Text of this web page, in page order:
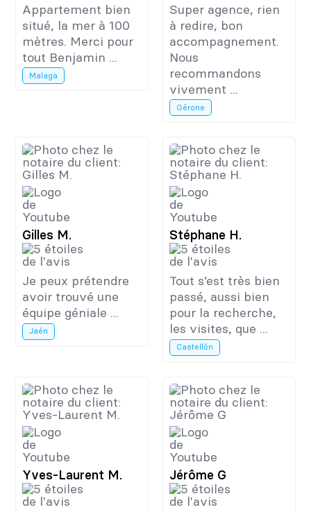
Appartement bien
situé, la mer à 100
mètres. Merci pour
tout Benjamin ...
Malaga
Super agence, rien
à redire, bon
accompagnement.
Nous
recommandons
vivement ...
Gérone
Gilles M.
Je peux prétendre
avoir trouvé une
équipe géniale ...
Jaén
Stéphane H.
Tout s’est très bien
passé, aussi bien
pour la recherche,
les visites, que ...
Castellón
Yves-Laurent M. Jérôme G